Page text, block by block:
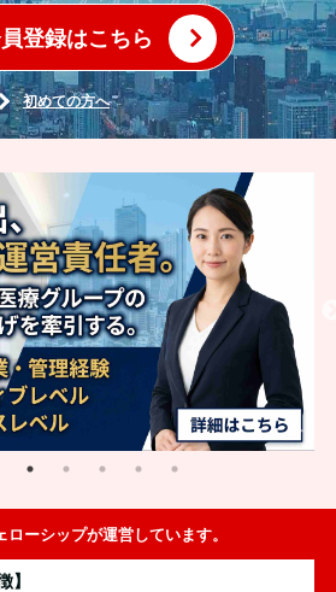
登録はこちら
初めての方へ
ーシップが運営しています。
】